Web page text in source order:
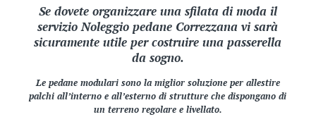
Se dovete organizzare una sfilata di moda il
servizio Noleggio pedane Correzzana vi sarà
sicuramente utile per costruire una passerella
da sogno.
Le pedane modulari sono la miglior soluzione per allestire
palchi all’interno e all’esterno di strutture che dispongano di
un terreno regolare e livellato.